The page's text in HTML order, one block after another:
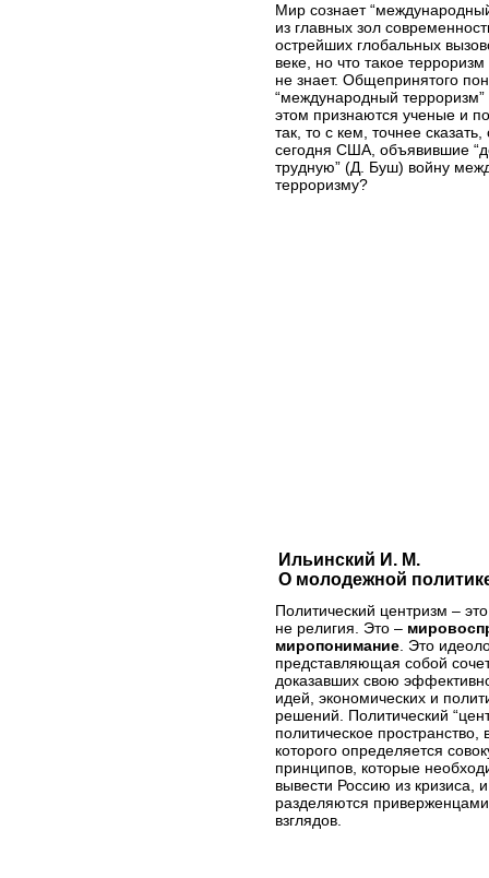
Мир сознает
из главных зол
острейших глобальных
веке, но что такое
не знает. Общепринятого
“международный терроризм”
этом признаются ученые и
так, то с кем, точнее
сегодня США, объявившие
трудную” (Д. Буш) войну
терроризму?
Ильинский И. М.
О молодежной
Политический центризм –
не религия. Это –
миропонимание. Это
представляющая собой
доказавших свою
идей, экономических и
решений. Политический
политическое
которого определяется
принципов, которые
вывести Россию из кризиса,
разделяются
взглядов.